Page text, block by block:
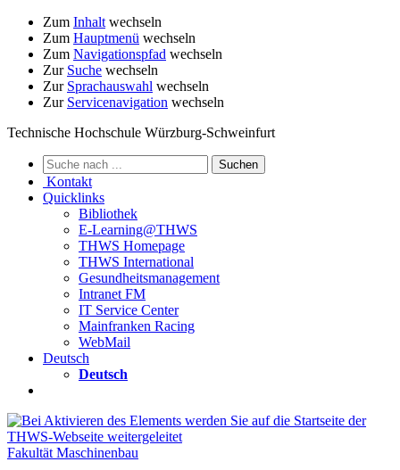
Zum Inhalt wechseln
Zum Hauptmenü wechseln
Zum Navigationspfad wechseln
Zur Suche wechseln
Zur Sprachauswahl wechseln
Zur Servicenavigation wechseln
Technische Hochschule Würzburg-Schweinfurt
Kontakt
Quicklinks
Bibliothek
E-Learning@THWS
THWS Homepage
THWS International
Gesundheitsmanagement
Intranet FM
IT Service Center
Mainfranken Racing
WebMail
Deutsch
Deutsch
Fakultät Maschinenbau